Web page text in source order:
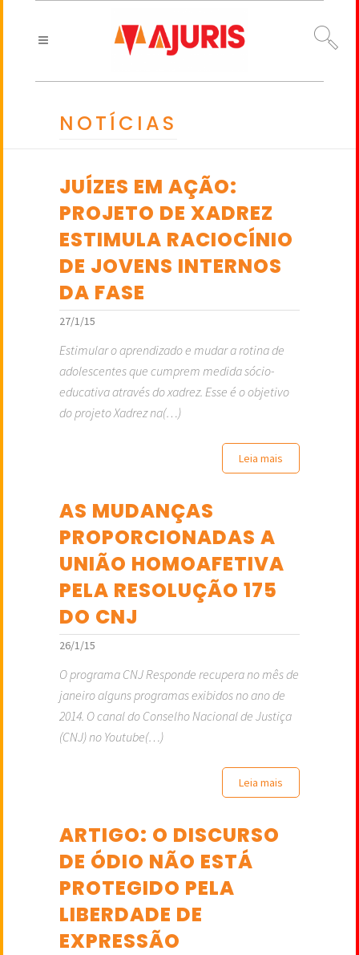
NOTÍCIAS
JUÍZES EM AÇÃO:
PROJETO DE XADREZ
ESTIMULA RACIOCÍNIO
DE JOVENS INTERNOS
DA FASE
27/1/15
Estimular o aprendizado e mudar a rotina de
adolescentes que cumprem medida sócio-
educativa através do xadrez. Esse é o objetivo
do projeto Xadrez na(…)
Leia mais
AS MUDANÇAS
PROPORCIONADAS A
UNIÃO HOMOAFETIVA
PELA RESOLUÇÃO 175
DO CNJ
26/1/15
O programa CNJ Responde recupera no mês de
janeiro alguns programas exibidos no ano de
2014. O canal do Conselho Nacional de Justiça
(CNJ) no Youtube(…)
Leia mais
ARTIGO: O DISCURSO
DE ÓDIO NÃO ESTÁ
PROTEGIDO PELA
LIBERDADE DE
EXPRESSÃO